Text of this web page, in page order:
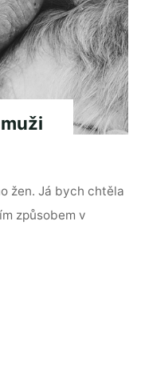
žen. Já bych chtěla
způsobem v